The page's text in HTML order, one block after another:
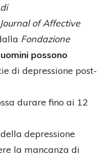
Journal of Affective
Fondazione
possono
di depressione post-
durare fino ai 12
depressione
la mancanza di